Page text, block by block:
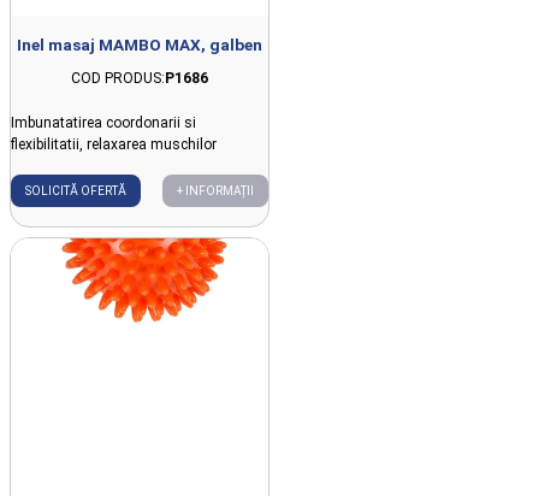
Inel masaj MAMBO MAX, galben
COD PRODUS: P1686
Imbunatatirea coordonarii si
flexibilitatii, relaxarea muschilor
SOLICITĂ OFERTĂ + INFORMAȚII